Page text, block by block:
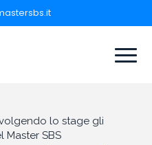
lo stage gli
Master SBS